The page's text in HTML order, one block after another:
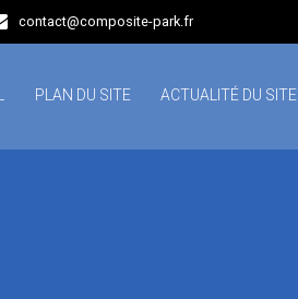
contact@composite-park.fr
PLAN DU SITE ACTUALITÉ DU SITE